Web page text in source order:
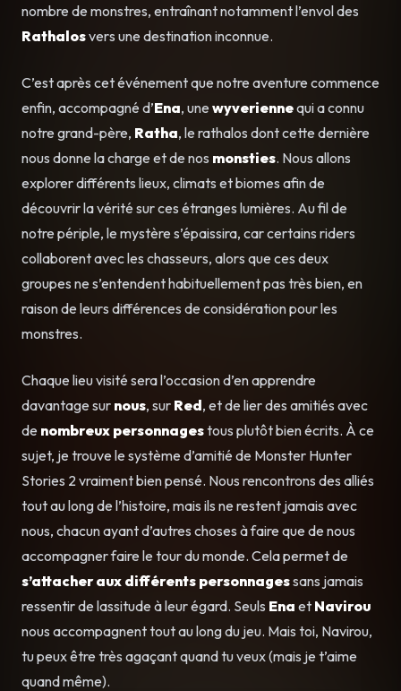
nombre de monstres, entraînant notamment l’envol des
Rathalosvers une destination inconnue.
C’est après cet événement que notre aventure commence
enfin, accompagné d’Ena, une wyveriennequi a connu
notre grand-père, Ratha, le rathalos dont cette dernière
nous donne la charge et de nos monsties. Nous allons
explorer différents lieux, climats et biomes afin de
découvrir la vérité sur ces étranges lumières. Au fil de
notre périple, le mystère s’épaissira, car certains riders
collaborent avec les chasseurs, alors que ces deux
groupes ne s’entendent habituellement pas très bien, en
raison de leurs différences de considération pour les
monstres.
Chaque lieu visité sera l’occasion d’en apprendre
davantage sur nous, sur Red, et de lier des amitiés avec
de nombreux personnagestous plutôt bien écrits. À ce
sujet, je trouve le système d’amitié de Monster Hunter
Stories 2 vraiment bien pensé. Nous rencontrons des alliés
tout au long de l’histoire, mais ils ne restent jamais avec
nous, chacun ayant d’autres choses à faire que de nous
accompagner faire le tour du monde. Cela permet de
s’attacher aux différents personnagessans jamais
ressentir de lassitude à leur égard. Seuls Ena et Navirou
nous accompagnent tout au long du jeu. Mais toi, Navirou,
tu peux être très agaçant quand tu veux (mais je t’aime
quand même).